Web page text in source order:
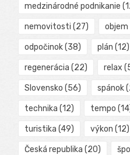
medzinárodné podnikanie
nemovitosti (27) objem
odpočinok(38) plán (12)
regenerácia (22) relax
Slovensko (56) spánok
technika (12) tempo
turistika (49) výkon (12)
Česká republika (20)